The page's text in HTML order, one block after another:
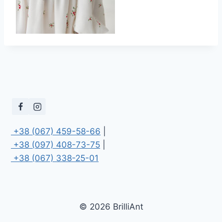
+38 (067) 459-58-66
+38 (097) 408-73-75
+38 (067) 338-25-01
© 2026 BrilliAnt